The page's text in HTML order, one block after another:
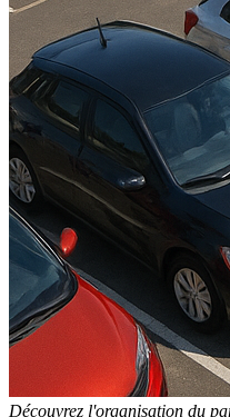
Découvrez l'organisation du